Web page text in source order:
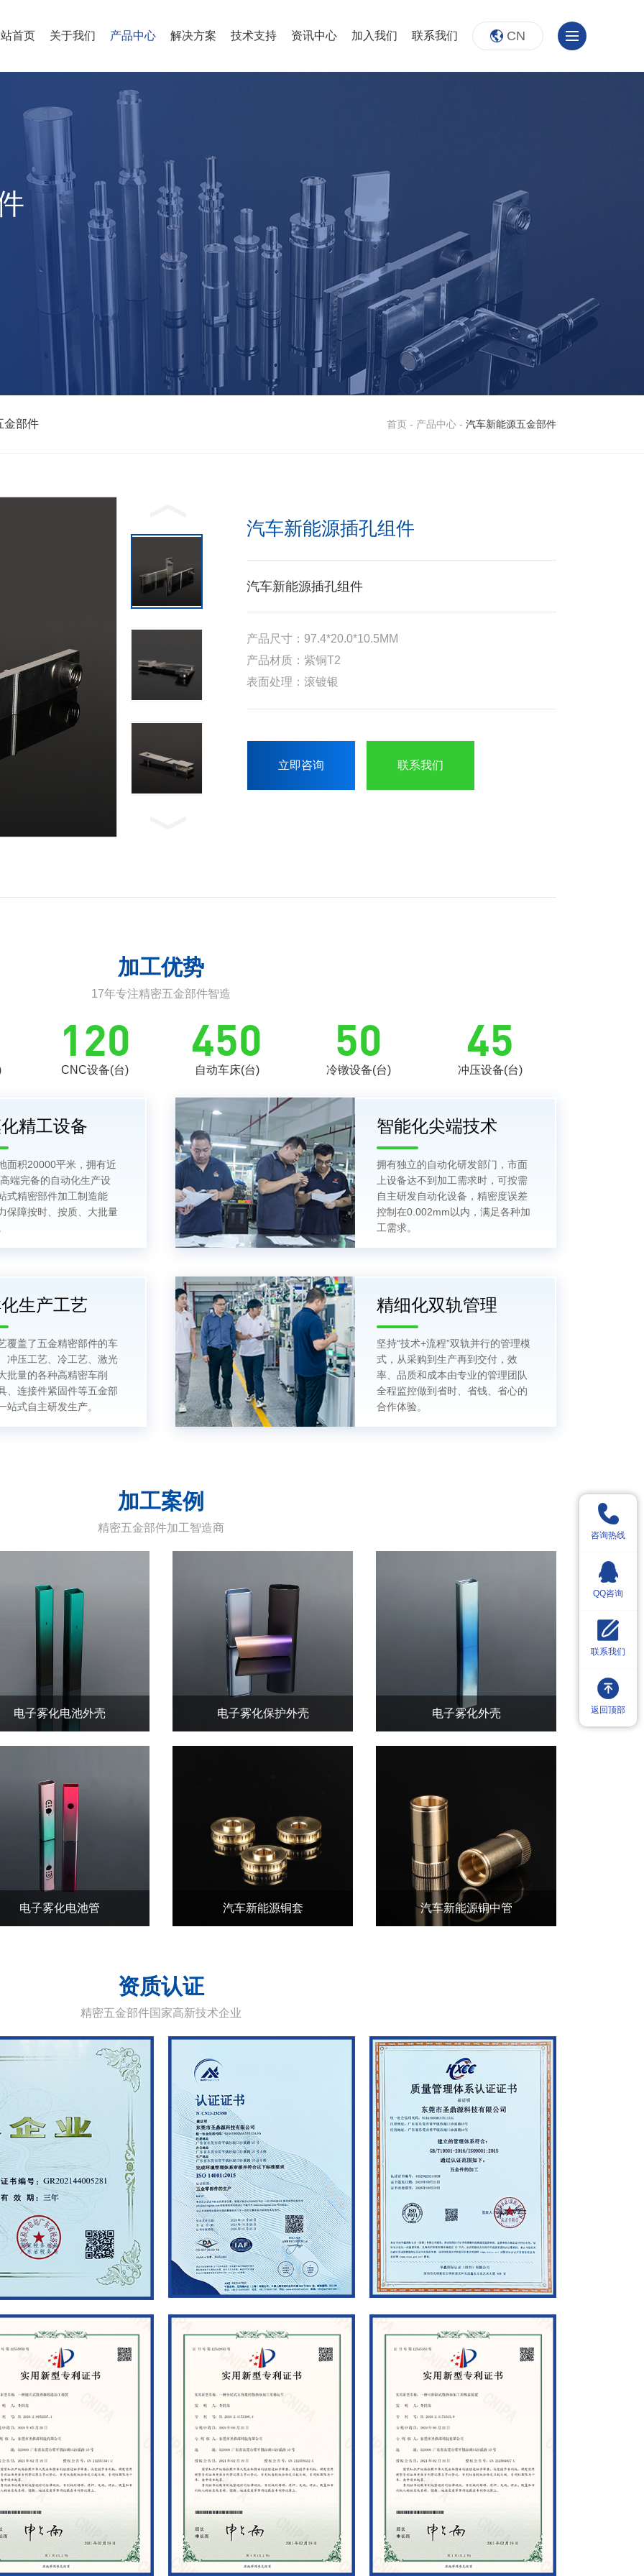
首页 关于我们 产品中心 解决方案 技术支持 资讯中心 加入我们 联系我们 CN
首页 - 产品中心 - 汽车新能源五金部件
金部件
汽车新能源插孔组件
汽车新能源插孔组件
产品尺寸：97.4*20.0*10.5MM
产品材质：紫铜T2
表面处理：滚镀银
立即咨询 联系我们
加工优势
17年专注精密五金部件智造
120
CNC设备(台)
450
自动车床(台)
50
冷镦设备(台)
45
冲压设备(台)
精工设备
面积20000平米，拥有近
端完备的自动化生产设
式精密部件加工制造能
保障按时、按质、大批量
智能化尖端技术
拥有独立的自动化研发部门，市面
上设备达不到加工需求时，可按需
自主研发自动化设备，精密度误差
控制在0.002mm以内，满足各种加
工需求。
生产工艺
覆盖了五金精密部件的车
冲压工艺、冷工艺、激光
批量的各种高精密车削
、连接件紧固件等五金部
站式自主研发生产。
精细化双轨管理
坚持“技术+流程”双轨并行的管理模
式，从采购到生产再到交付，效
率、品质和成本由专业的管理团队
全程监控做到省时、省钱、省心的
合作体验。
加工案例
精密五金部件加工智造商
电子雾化电池外壳 电子雾化保护外壳 电子雾化外壳
电子雾化电池管 汽车新能源铜套 汽车新能源铜中管
资质认证
精密五金部件国家高新技术企业
咨询热线
QQ咨询
联系我们
返回顶部